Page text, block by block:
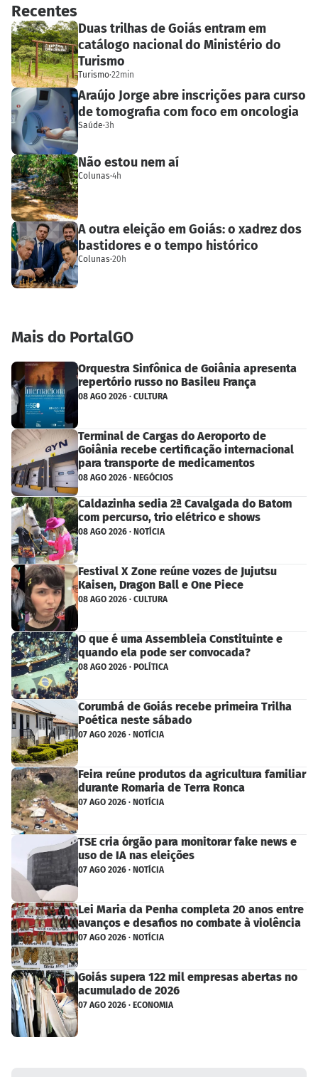
Recentes
Duas trilhas de Goiás entram em
catálogo nacional do Ministério do
Turismo
Turismo·22min
Araújo Jorge abre inscrições para curso
de tomografia com foco em oncologia
Saúde·3h
Não estou nem aí
Colunas·4h
A outra eleição em Goiás: o xadrez dos
bastidores e o tempo histórico
Colunas·20h
Mais do PortalGO
Orquestra Sinfônica de Goiânia apresenta
repertório russo no Basileu França
08 AGO 2026 · CULTURA
Terminal de Cargas do Aeroporto de
Goiânia recebe certificação internacional
para transporte de medicamentos
08 AGO 2026 · NEGÓCIOS
Caldazinha sedia 2ª Cavalgada do Batom
com percurso, trio elétrico e shows
08 AGO 2026 · NOTÍCIA
Festival X Zone reúne vozes de Jujutsu
Kaisen, Dragon Ball e One Piece
08 AGO 2026 · CULTURA
O que é uma Assembleia Constituinte e
quando ela pode ser convocada?
08 AGO 2026 · POLÍTICA
Corumbá de Goiás recebe primeira Trilha
Poética neste sábado
07 AGO 2026 · NOTÍCIA
Feira reúne produtos da agricultura familiar
durante Romaria de Terra Ronca
07 AGO 2026 · NOTÍCIA
TSE cria órgão para monitorar fake news e
uso de IA nas eleições
07 AGO 2026 · NOTÍCIA
Lei Maria da Penha completa 20 anos entre
avanços e desafios no combate à violência
07 AGO 2026 · NOTÍCIA
Goiás supera 122 mil empresas abertas no
acumulado de 2026
07 AGO 2026 · ECONOMIA